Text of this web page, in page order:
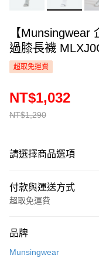
【Munsingwear
過膝長襪
超取免運費
NT$1,290
NT$1,032
請選擇商品選項
付款與運送方式
超取免運費
信用卡一次付款
品牌
Munsingwear